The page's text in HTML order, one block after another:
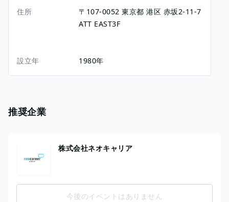
住所 〒107-0052 東京都 港区 赤坂2-11-7
ATT EAST3F
設立年 1980年
推奨企業
株式会社ネオキャリア
今後のイベントはありません